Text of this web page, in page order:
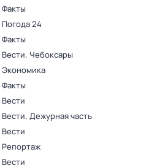
Факты
Погода 24
Факты
Вести. Чебоксары
Экономика
Факты
Вести
Вести. Дежурная часть
Вести
Репортаж
Вести